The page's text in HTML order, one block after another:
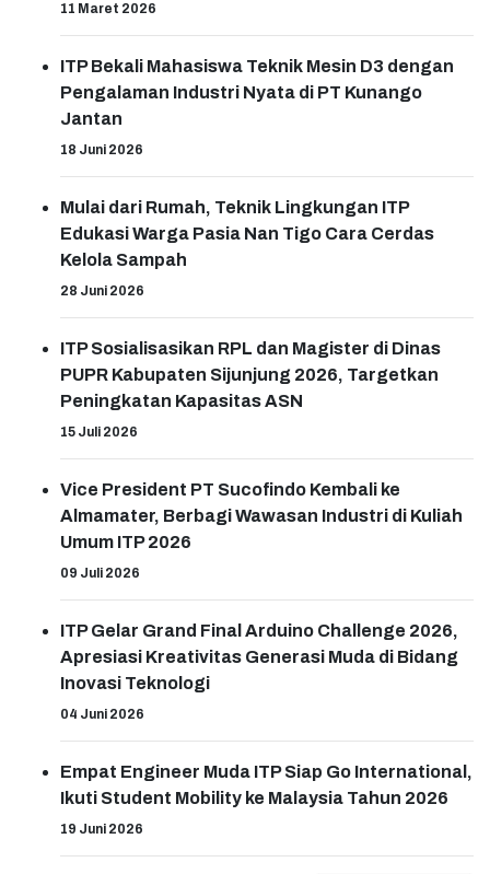
11 Maret 2026
ITP Bekali Mahasiswa Teknik Mesin D3 dengan
Pengalaman Industri Nyata di PT Kunango
Jantan
18 Juni 2026
Mulai dari Rumah, Teknik Lingkungan ITP
Edukasi Warga Pasia Nan Tigo Cara Cerdas
Kelola Sampah
28 Juni 2026
ITP Sosialisasikan RPL dan Magister di Dinas
PUPR Kabupaten Sijunjung 2026, Targetkan
Peningkatan Kapasitas ASN
15 Juli 2026
Vice President PT Sucofindo Kembali ke
Almamater, Berbagi Wawasan Industri di Kuliah
Umum ITP 2026
09 Juli 2026
ITP Gelar Grand Final Arduino Challenge 2026,
Apresiasi Kreativitas Generasi Muda di Bidang
Inovasi Teknologi
04 Juni 2026
Empat Engineer Muda ITP Siap Go International,
Ikuti Student Mobility ke Malaysia Tahun 2026
19 Juni 2026